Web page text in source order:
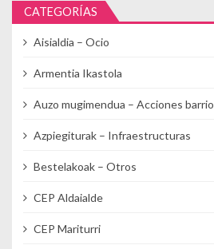
CATEGORÍAS
Aisialdia – Ocio
Armentia Ikastola
Auzo mugimendua – Acciones barrio
Azpiegiturak – Infraestructuras
Bestelakoak – Otros
CEP Aldaialde
CEP Mariturri